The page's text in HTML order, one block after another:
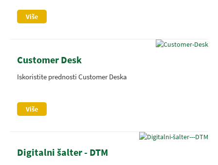
Više
Customer Desk
Iskoristite prednosti Customer Deska
Više
Digitalni šalter - DTM